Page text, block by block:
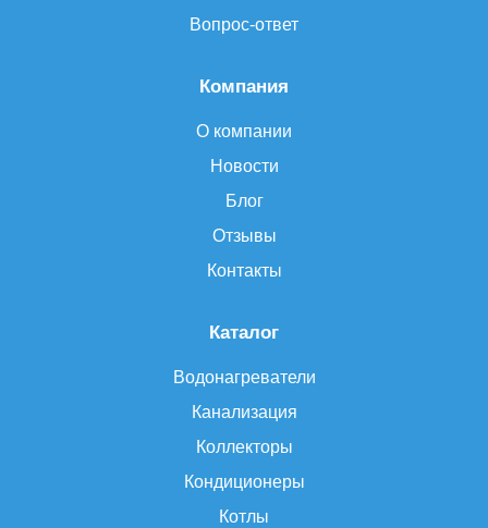
Каталог
Водонагреватели
Канализация
Коллекторы
Кондиционеры
Котлы
Компания
О компании
Новости
Блог
Отзывы
Контакты
Вопрос-ответ